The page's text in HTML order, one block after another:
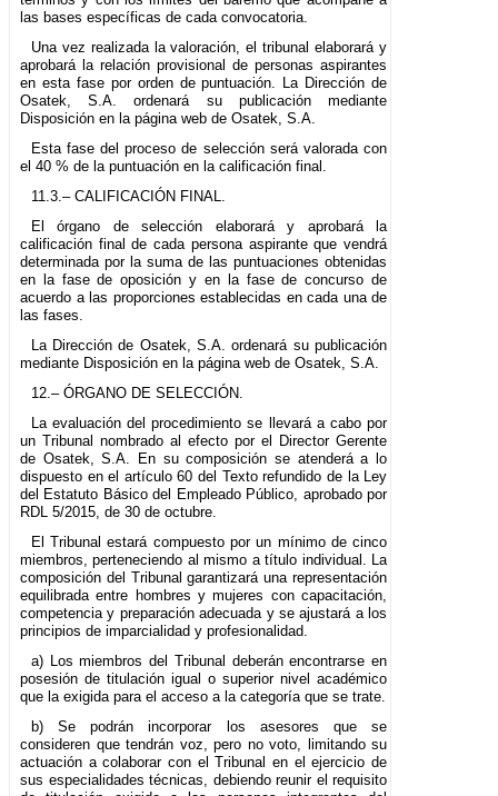
las bases específicas de cada convocatoria.
Una vez realizada la valoración, el tribunal elaborará y
aprobará la relación provisional de personas aspirantes
en esta fase por orden de puntuación. La Dirección de
Osatek, S.A. ordenará su publicación mediante
Disposición en la página web de Osatek, S.A.
Esta fase del proceso de selección será valorada con
el 40 % de la puntuación en la calificación final.
11.3.– CALIFICACIÓN FINAL.
El órgano de selección elaborará y aprobará la
calificación final de cada persona aspirante que vendrá
determinada por la suma de las puntuaciones obtenidas
en la fase de oposición y en la fase de concurso de
acuerdo a las proporciones establecidas en cada una de
las fases.
La Dirección de Osatek, S.A. ordenará su publicación
mediante Disposición en la página web de Osatek, S.A.
12.– ÓRGANO DE SELECCIÓN.
La evaluación del procedimiento se llevará a cabo por
un Tribunal nombrado al efecto por el Director Gerente
de Osatek, S.A. En su composición se atenderá a lo
dispuesto en el artículo 60 del Texto refundido de la Ley
del Estatuto Básico del Empleado Público, aprobado por
RDL 5/2015, de 30 de octubre.
El Tribunal estará compuesto por un mínimo de cinco
miembros, perteneciendo al mismo a título individual. La
composición del Tribunal garantizará una representación
equilibrada entre hombres y mujeres con capacitación,
competencia y preparación adecuada y se ajustará a los
principios de imparcialidad y profesionalidad.
a) Los miembros del Tribunal deberán encontrarse en
posesión de titulación igual o superior nivel académico
que la exigida para el acceso a la categoría que se trate.
b) Se podrán incorporar los asesores que se
consideren que tendrán voz, pero no voto, limitando su
actuación a colaborar con el Tribunal en el ejercicio de
sus especialidades técnicas, debiendo reunir el requisito